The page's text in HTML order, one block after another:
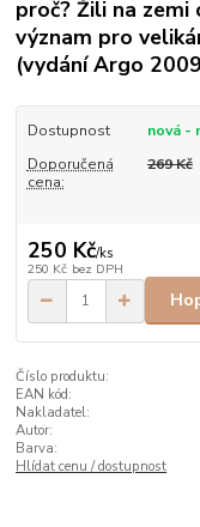
proč? Žili na
význam pro
(vydání Argo
Dostupnost
nová -
Doporučená
cena:
269 Kč
250 Kč/ks
250 Kč bez DPH
Číslo produktu:
EAN kód:
Nakladatel:
Autor:
Barva:
Hlídat cenu / dostupnost